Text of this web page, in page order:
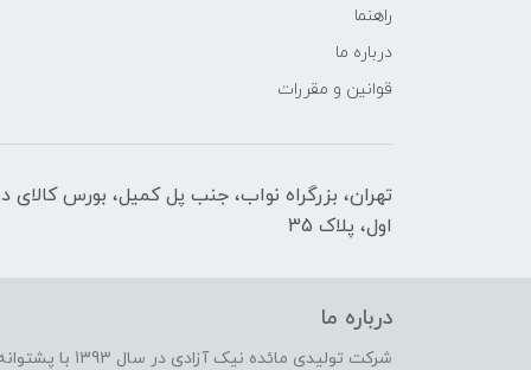
راهنما
درباره ما
قوانین و مقررات
تهران، بزرگراه نواب، جنب پل کمیل، بورس کالای
اول، پلاک 35
درباره ما
شرکت تولیدی